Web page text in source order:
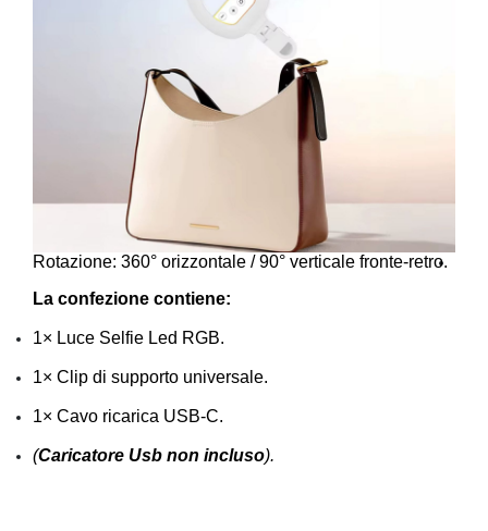
Rotazione: 360° orizzontale / 90° verticale fronte-retro.
La confezione contiene:
1× Luce Selfie Led RGB.
1× Clip di supporto universale.
1× Cavo ricarica USB-C.
(Caricatore Usb non incluso).